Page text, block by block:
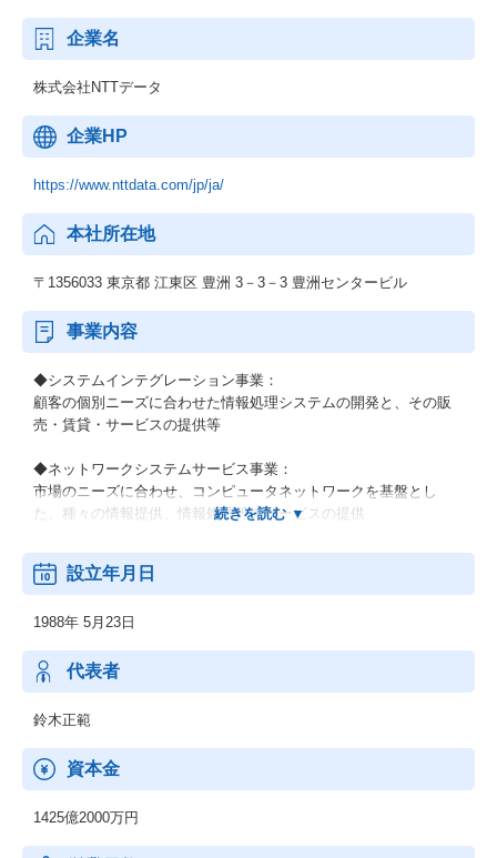
企業名
株式会社NTTデータ
企業HP
https://www.nttdata.com/jp/ja/
本社所在地
〒1356033 東京都 江東区 豊洲 3－3－3 豊洲センタービル
事業内容
◆システムインテグレーション事業：
顧客の個別ニーズに合わせた情報処理システムの開発と、その販
売・賃貸・サービスの提供等
◆ネットワークシステムサービス事業：
市場のニーズに合わせ、コンピュータネットワークを基盤とし
た、種々の情報提供、情報処理等のサービスの提供
◆その他の事業：
顧客の経営上の問題点に係わる調査・分析、情報処理システムの
設立年月日
1988年 5月23日
代表者
鈴木正範
資本金
1425億2000万円